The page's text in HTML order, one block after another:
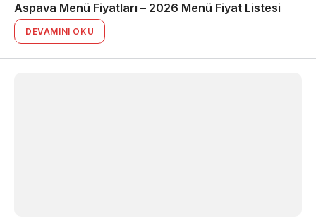
Aspava Menü Fiyatları – 2026 Menü Fiyat Listesi
DEVAMINI OKU